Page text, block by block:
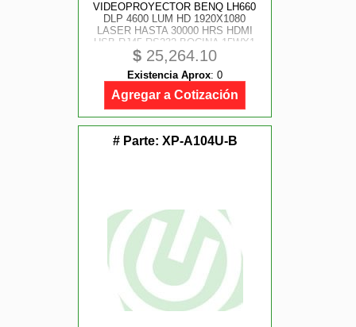
VIDEOPROYECTOR BENQ LH660
DLP 4600 LUM HD 1920X1080
LASER HASTA 30000 HRS HDMI
USB RJ45 RS232 BOCINA 15WX1
TRES AÑOS DE GARANTIA
$ 25,264.10
Existencia Aprox: 0
Agregar a Cotización
# Parte: XP-A104U-B